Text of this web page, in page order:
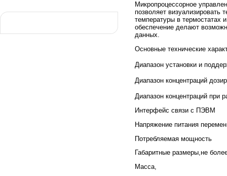
Микропроцессорное
позволяет визуализировать
температуры в термостатах
обеспечение делают
данных.
Основные технические
Диапазон установки и
Диапазон
Диапазон концентраций
Интерфейс
Напряжение
Габаритные
Масса,